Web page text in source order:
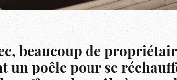
beaucoup de
un poêle pour se